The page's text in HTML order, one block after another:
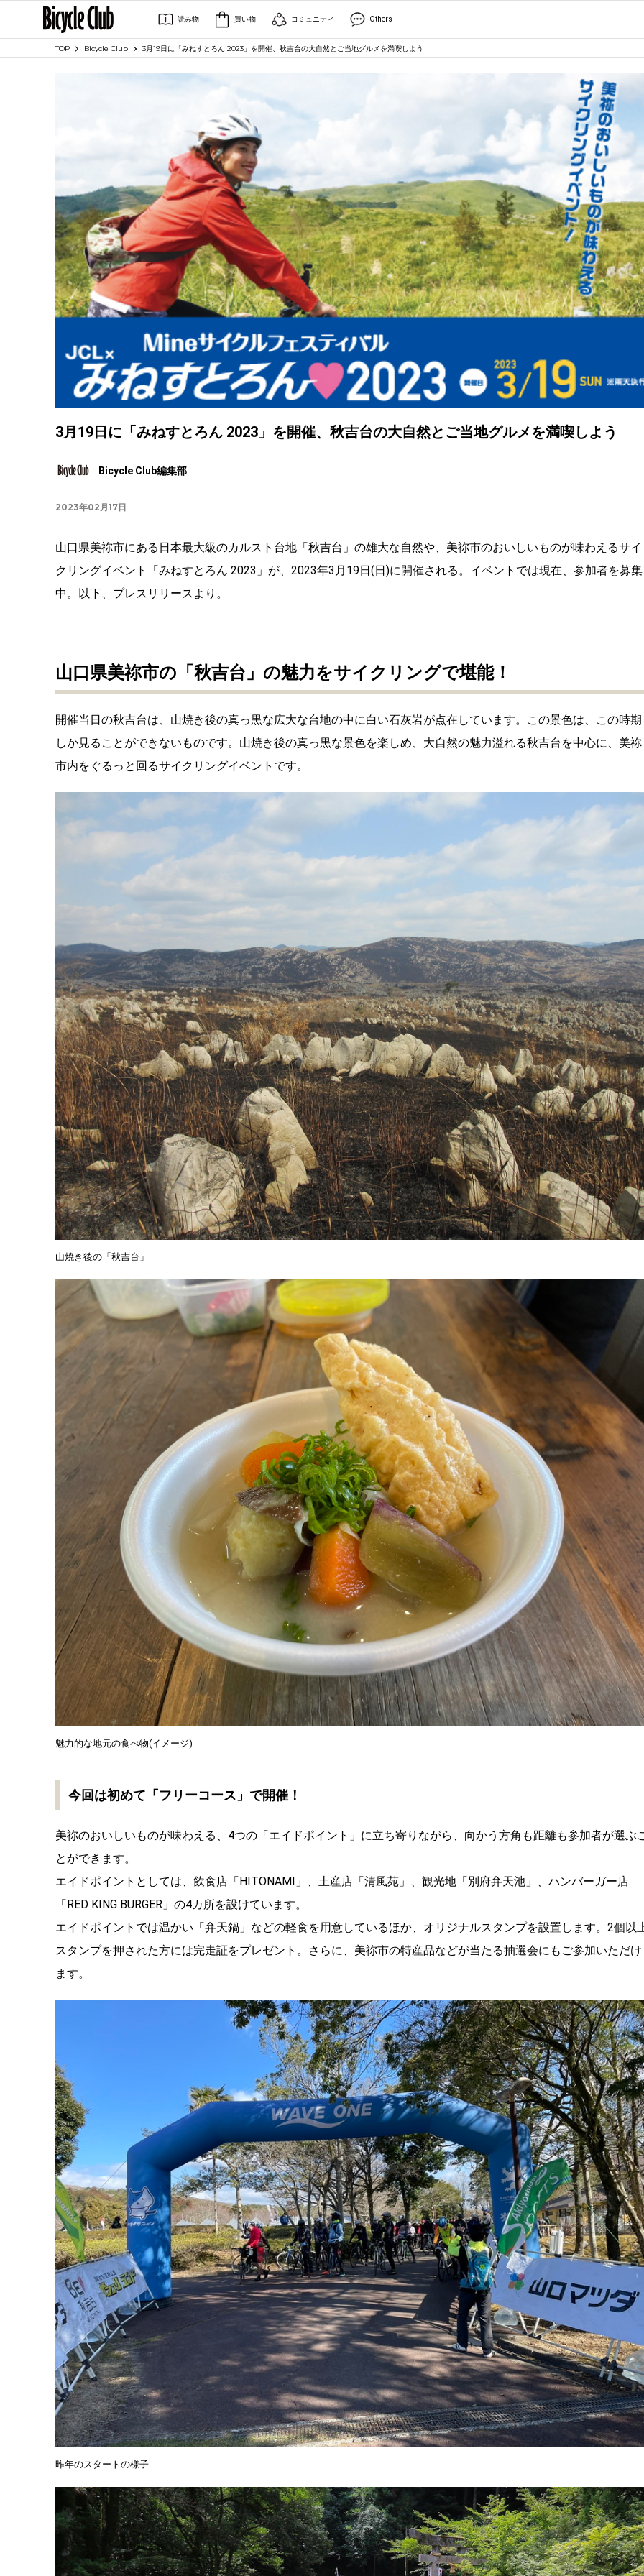
読み物 買い物 コミュニティ Others
TOP Bicycle Club 3月19日に「みねすとろん 2023」を開催、秋吉台の大自然とご当地グルメを満喫しよう
3月19日に「みねすとろん 2023」を開催、秋吉台の大自然とご当地グルメを満喫しよう
Bicycle Club編集部
2023年02月17日
山口県美祢市にある日本最大級のカルスト台地「秋吉台」の雄大な自然や、美祢市のおいしいものが味わえるサイ
クリングイベント「みねすとろん 2023」が、2023年3月19日(日)に開催される。イベントでは現在、参加者を募集
中。以下、プレスリリースより。
山口県美祢市の「秋吉台」の魅力をサイクリングで堪能！
開催当日の秋吉台は、山焼き後の真っ黒な広大な台地の中に白い石灰岩が点在しています。この景色は、この時期
しか見ることができないものです。山焼き後の真っ黒な景色を楽しめ、大自然の魅力溢れる秋吉台を中心に、美祢
市内をぐるっと回るサイクリングイベントです。
山焼き後の「秋吉台」
魅力的な地元の食べ物(イメージ)
今回は初めて「フリーコース」で開催！
美祢のおいしいものが味わえる、4つの「エイドポイント」に立ち寄りながら、向かう方角も距離も参加者が選ぶ
とができます。
エイドポイントとしては、飲食店「HITONAMI」、土産店「清風苑」、観光地「別府弁天池」、ハンバーガー店
「RED KING BURGER」の4カ所を設けています。
エイドポイントでは温かい「弁天鍋」などの軽食を用意しているほか、オリジナルスタンプを設置します。2個以
スタンプを押された方には完走証をプレゼント。さらに、美祢市の特産品などが当たる抽選会にもご参加いただけ
ます。
昨年のスタートの様子